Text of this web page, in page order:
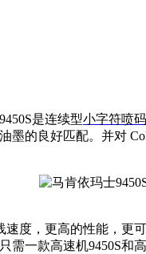
是连续型小字符喷
墨的良好匹配。并对
速度，更高的性能，更
需一款高速机9450S